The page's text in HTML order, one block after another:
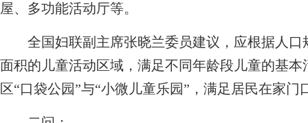
屋、多功能活动厅等。
全国妇联副主席张晓兰委员建议，应根据人口
面积的儿童活动区域，满足不同年龄段儿童的基
区“口袋公园”与“小微儿童乐园”，满足居民在家门